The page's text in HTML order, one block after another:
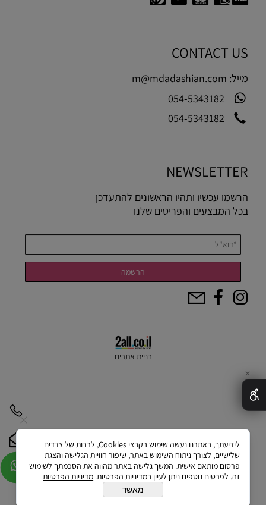
CONTACT US
מייל: m@mdadashian.com
054-5343182
054-5343182
NEWSLETTER
הרשמו עכשיו ותהיו הראשונים להתעדכן
בכל המבצעים והפריטים שלנו
בניית אתרים
✕
לידיעתך, באתרנו נעשה שימוש בקבצי Cookies, לרבות של צדדים
שלישיים, לצורך ניתוח השימוש באתר, שיפור חוויית הגלישה והצגת
פרסום מותאם אישית. המשך גלישה באתר מהווה את הסכמתך לשימוש
זה. לפרטים נוספים ניתן לעיין במדיניות הפרטיות. מדיניות הפרטיות
מאשר